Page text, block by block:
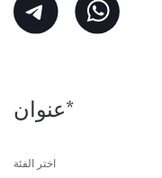
عنوان*
اختر الفئة